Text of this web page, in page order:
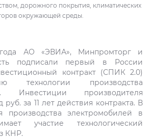
дорожного покрытия, климатических
окружающей среды.
АО «ЭВИА», Минпромторг и
подписали первый в России
контракт (СПИК 2.0)
технологии производства
Инвестиции производителя
за 11 лет действия контракта. В
производства электромобилей в
участие технологический
КНР.